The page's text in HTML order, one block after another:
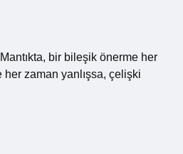
bir bileşik önerme her
zaman yanlışsa, çelişki